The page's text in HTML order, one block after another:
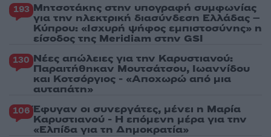
193 Μητσοτάκης στην υπογραφή συμφωνίας
για την ηλεκτρική διασύνδεση Ελλάδας –
Κύπρου: «Ισχυρή ψήφος εμπιστοσύνης» η
είσοδος της Meridiam στην GSI
130 Νέες απώλειες για την Καρυστιανού:
Παραιτήθηκαν Μουτσάτσου, Ιωαννίδου
και Κοτσόργιος - «Αποχωρώ από μια
αυταπάτη»
106 Έφυγαν οι συνεργάτες, μένει η Μαρία
Καρυστιανού - Η επόμενη μέρα για την
«Ελπίδα για τη Δημοκρατία»